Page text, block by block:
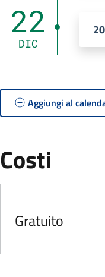
22
DIC
Aggiungi al
Costi
Gratuito